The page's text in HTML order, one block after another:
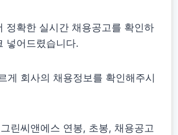
정확한 실시간 채용공고를 확인하
넣어드렸습니다.
게 회사의 채용정보를 확인해주시
린씨앤에스 연봉, 초봉, 채용공고